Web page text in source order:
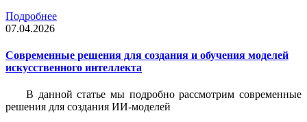
Подробнее
07.04.2026
Современные решения для создания и обучения моделей
искусственного интеллекта
В данной статье мы подробно рассмотрим современные
решения для создания ИИ-моделей